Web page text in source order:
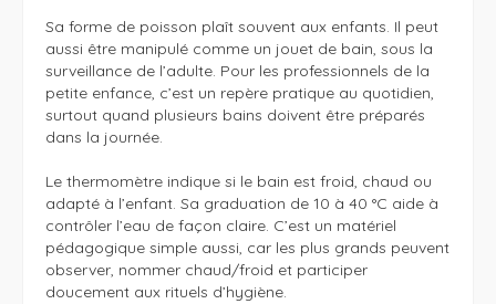
Sa forme de poisson plaît souvent aux enfants. Il peut
aussi être manipulé comme un jouet de bain, sous la
surveillance de l’adulte. Pour les professionnels de la
petite enfance, c’est un repère pratique au quotidien,
surtout quand plusieurs bains doivent être préparés
dans la journée.
Le thermomètre indique si le bain est froid, chaud ou
adapté à l’enfant. Sa graduation de 10 à 40 °C aide à
contrôler l’eau de façon claire. C’est un matériel
pédagogique simple aussi, car les plus grands peuvent
observer, nommer chaud/froid et participer
doucement aux rituels d’hygiène.